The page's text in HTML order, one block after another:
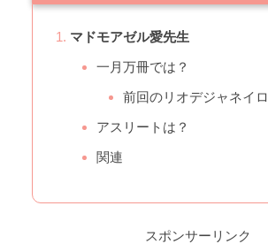
マドモアゼル愛先生
一月万冊では？
前回のリオデジャネイロ
アスリートは？
関連
スポンサーリンク